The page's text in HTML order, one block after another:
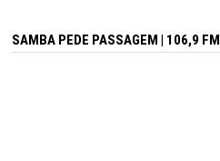
SAMBA PEDE PASSAGEM | 106,9 FM